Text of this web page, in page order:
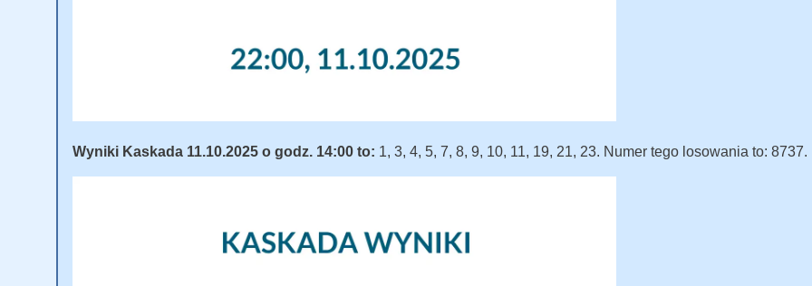
Wyniki Kaskada 11.10.2025 o godz. 14:00 to: 1, 3, 4, 5, 7, 8, 9, 10, 11, 19, 21, 23. Numer tego losowania to: 8737.